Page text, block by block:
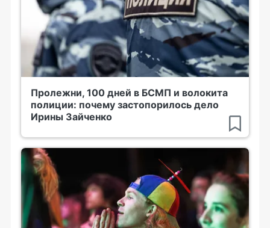
Пролежни, 100 дней в БСМП и волокита
полиции: почему застопорилось дело
Ирины Зайченко